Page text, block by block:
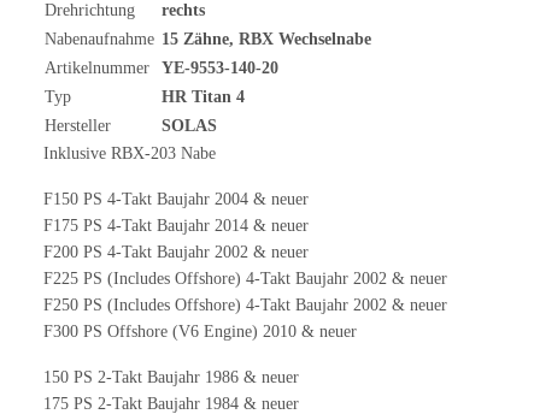
Drehrichtung
rechts
Nabenaufnahme 15 Zähne, RBX Wechselnabe
Artikelnummer
YE-9553-140-20
Typ
HR Titan 4
Hersteller
SOLAS
Inklusive RBX-203 Nabe
F150 PS 4-Takt Baujahr 2004 & neuer
F175 PS 4-Takt Baujahr 2014 & neuer
F200 PS 4-Takt Baujahr 2002 & neuer
F225 PS (Includes Offshore) 4-Takt Baujahr 2002 & neuer
F250 PS (Includes Offshore) 4-Takt Baujahr 2002 & neuer
F300 PS Offshore (V6 Engine) 2010 & neuer
150 PS 2-Takt Baujahr 1986 & neuer
175 PS 2-Takt Baujahr 1984 & neuer